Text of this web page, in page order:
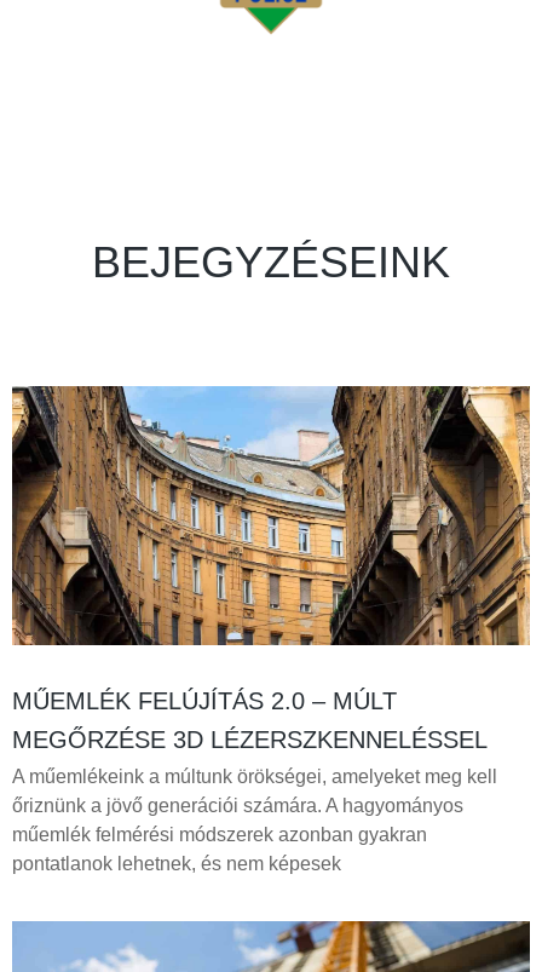
BEJEGYZÉSEINK
MŰEMLÉK FELÚJÍTÁS 2.0 – MÚLT
MEGŐRZÉSE 3D LÉZERSZKENNELÉSSEL
A műemlékeink a múltunk örökségei, amelyeket meg kell
őriznünk a jövő generációi számára. A hagyományos
műemlék felmérési módszerek azonban gyakran
pontatlanok lehetnek, és nem képesek